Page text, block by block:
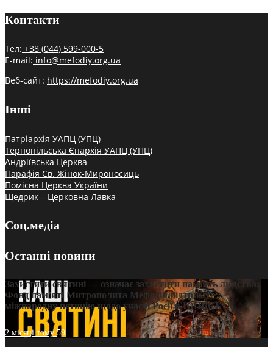
Контакти
Тел: +38 (044) 599-000-5
E-mail: info@mefodiy.org.ua
Веб-сайт: https://mefodiy.org.ua
Інші
Патріархія УАПЦ (УПЦ)
Тернопільська Єпархія УАПЦ (УПЦ)
Андріївська Церква
Парафія Св. Жінок-Мироносиць
Помісна Церква України
Щедрик – Церковна Лавка
Соц.медіа
Останні новини
Захистити святині — означає захистити пам’ять людства:
Фонд пам’яті Митрополита Мефодія підтримує
міжнародну петицію щодо участі Росії в ЮНЕСКО
2 місяці тому59